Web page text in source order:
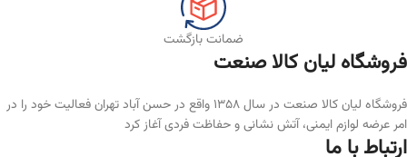
ضمانت بازگشت
فروشگاه لیان‌ کالا صنعت
فروشگاه لیان کالا صنعت در سال ۱۳۵۸ واقع در حسن آباد تهران فعالیت خود را در
امر عرضه لوازم ایمنی، آتش نشانی و حفاظت فردی آغاز کرد
ارتباط با ما